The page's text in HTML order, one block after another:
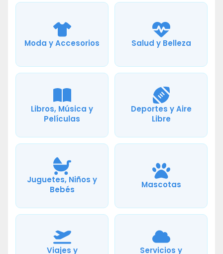
Moda y Accesorios Salud y Belleza
Libros, Música y
Películas
Deportes y Aire
Libre
Juguetes, Niños y
Bebés
Mascotas
Viajes y
Servicios y